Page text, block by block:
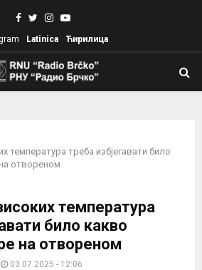
Facebook
TwitterInstagram
Youtube
Latinica Ћирилица
температура треба избјегавати било
отвореном
температура
било какво
на отвореном
03.07.2025 - 12:06